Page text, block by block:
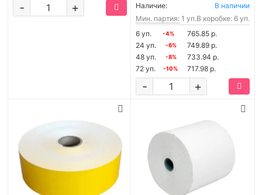
+
- Наличие:
В наличии
Мин. партия: 1 уп.В коробке: 6 уп.
6 уп.
-4%
765.85 р.
24 уп.
-6%
749.89 р.
48 уп.
-8%
733.94 р.
72 уп.
-10% 717.98 р.
+
-